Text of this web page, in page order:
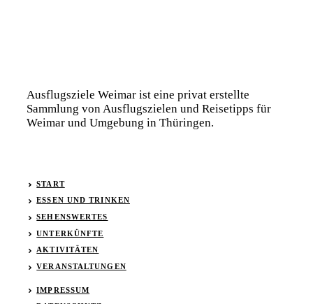
Ausflugsziele Weimar ist eine privat erstellte
Sammlung von Ausflugszielen und Reisetipps für
Weimar und Umgebung in Thüringen.
START
ESSEN UND TRINKEN
SEHENSWERTES
UNTERKÜNFTE
AKTIVITÄTEN
VERANSTALTUNGEN
IMPRESSUM